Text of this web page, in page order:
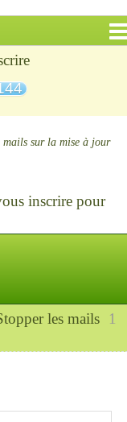
mails sur la mise à jour
inscrirepour
1
les mails